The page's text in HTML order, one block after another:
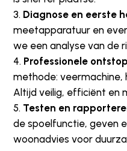
Diagnose en eerste
meetapparatuur en
we een analyse van de
Professionele
methode: veermachine,
Altijd veilig, efficiënt en
Testen en
de spoelfunctie, geven
woonadvies voor